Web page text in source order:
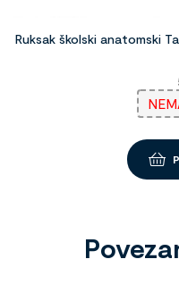
Ruksak školski anatomski